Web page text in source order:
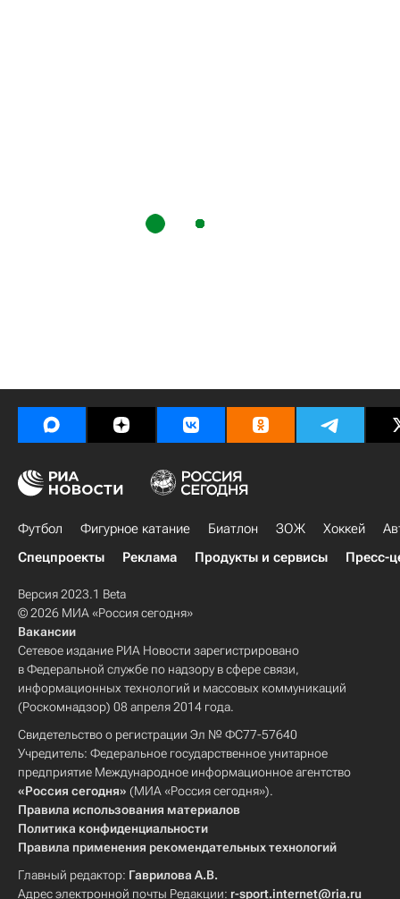
Футбол Фигурное катание Биатлон ЗОЖ Хоккей
Спецпроекты
Реклама Продукты и сервисы Пресс-
Версия 2023.1 Beta
© 2026 МИА «Россия сегодня»
Вакансии
Сетевое издание РИА Новости зарегистрировано
в Федеральной службе по надзору в сфере связи,
информационных технологий и массовых коммуникаций
(Роскомнадзор) 08 апреля 2014 года.
Свидетельство о регистрации Эл № ФС77-57640
Учредитель: Федеральное государственное унитарное
предприятие Международное информационное агентство
«Россия сегодня» (МИА «Россия сегодня»).
Правила использования материалов
Политика конфиденциальности
Правила применения рекомендательных технологий
Главный редактор: Гаврилова А.В.
Адрес электронной почты Редакции: r-sport.internet@ria.ru